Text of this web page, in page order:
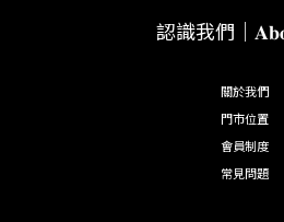
認識我們｜
關於我們
門市位置
會員制度
常見問題